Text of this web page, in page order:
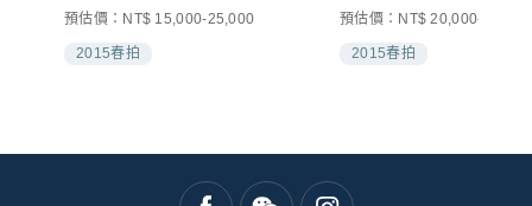
預估價：NT$ 15,000-25,000
2015春拍
預估價：NT$ 20,000-35,000
2015春拍